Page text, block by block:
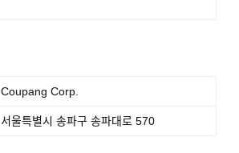
Coupang Corp.
서울특별시 송파구 송파대로 570